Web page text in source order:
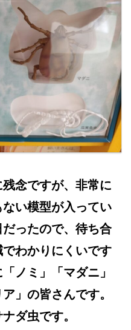
残念ですが、非常に
い模型が入ってい
ったので、待ち合
わかりにくいです
ノミ」「マダニ」
」の皆さんです。
ダ虫です。